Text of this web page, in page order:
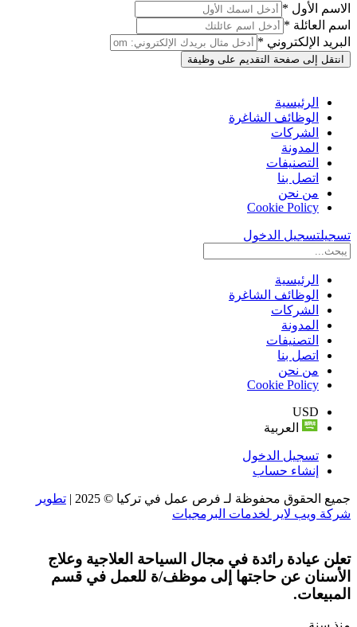
الاسم الأول *
اسم العائلة *
البريد الإلكتروني *
انتقل إلى صفحة التقديم على وظيفة
الرئيسية
الوظائف الشاغرة
الشركات
المدونة
التصنيفات
اتصل بنا
من نحن
Cookie Policy
تسجيلتسجيل الدخول
الرئيسية
الوظائف الشاغرة
الشركات
المدونة
التصنيفات
اتصل بنا
من نحن
Cookie Policy
USD
العربية
تسجيل الدخول
إنشاء حساب
جميع الحقوق محفوظة لـ فرص عمل في تركيا © 2025 |
تطوير
شركة ويب لاير لخدمات البرمجيات
تعلن عيادة رائدة في مجال السياحة العلاجية وعلاج
الأسنان عن حاجتها إلى موظف/ة للعمل في قسم
المبيعات.